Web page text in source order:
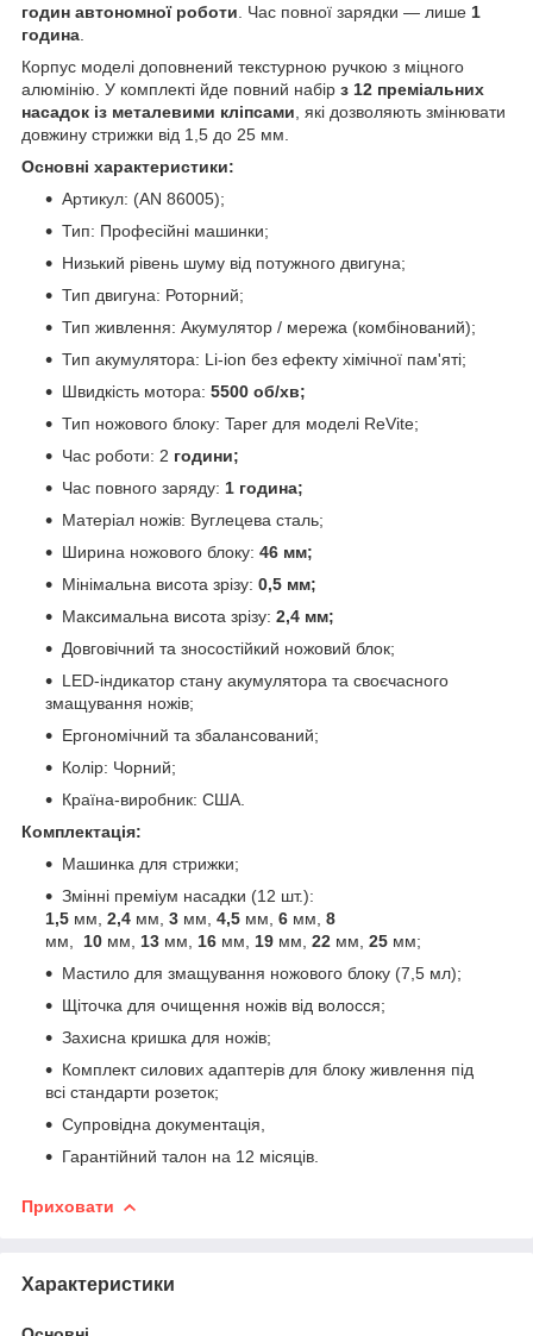
годин автономної роботи . Час повної зарядки — лише 1
година
Корпус моделі доповнений текстурною ручкою з міцного
алюмінію. У комплекті йде повний набір з 12 преміальних
насадок із металевими кліпсами , які дозволяють змінювати
довжину стрижки від 1,5 до 25 мм.
Основні характеристики:
Артикул: (AN 86005);
Тип: Професійні машинки;
Низький рівень шуму від потужного двигуна;
Тип двигуна: Роторний;
Тип живлення: Акумулятор / мережа (комбінований);
Тип акумулятора: Li-ion без ефекту хімічної пам'яті;
Швидкість мотора: 5500 об/хв;
Тип ножового блоку: Taper для моделі ReVite;
Час роботи: 2 години;
Час повного заряду: 1 година;
Матеріал ножів: Вуглецева сталь;
Ширина ножового блоку: 46 мм;
Мінімальна висота зрізу: 0,5 мм;
Максимальна висота зрізу: 2,4 мм;
Довговічний та зносостійкий ножовий блок;
LED-індикатор стану акумулятора та своєчасного
змащування ножів;
Ергономічний та збалансований;
Колір: Чорний;
Країна-виробник: США.
Комплектація:
Машинка для стрижки;
Змінні преміум насадки (12 шт.):
1,5 мм, 2,4 мм, 3 мм, 4,5 мм, 6 мм, 8
мм, 10 мм, 13 мм, 16 мм, 19 мм, 22 мм, 25 мм;
Мастило для змащування ножового блоку (7,5 мл);
Щіточка для очищення ножів від волосся;
Захисна кришка для ножів;
Комплект силових адаптерів для блоку живлення під
всі стандарти розеток;
Супровідна документація,
Гарантійний талон на 12 місяців.
Приховати
Характеристики